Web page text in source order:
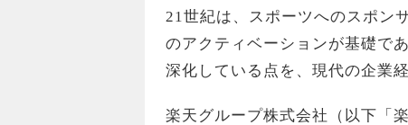
21世紀は、スポーツへのスポン
のアクティベーションが基礎で
深化している点を、現代の企業
楽天グループ株式会社（以下「